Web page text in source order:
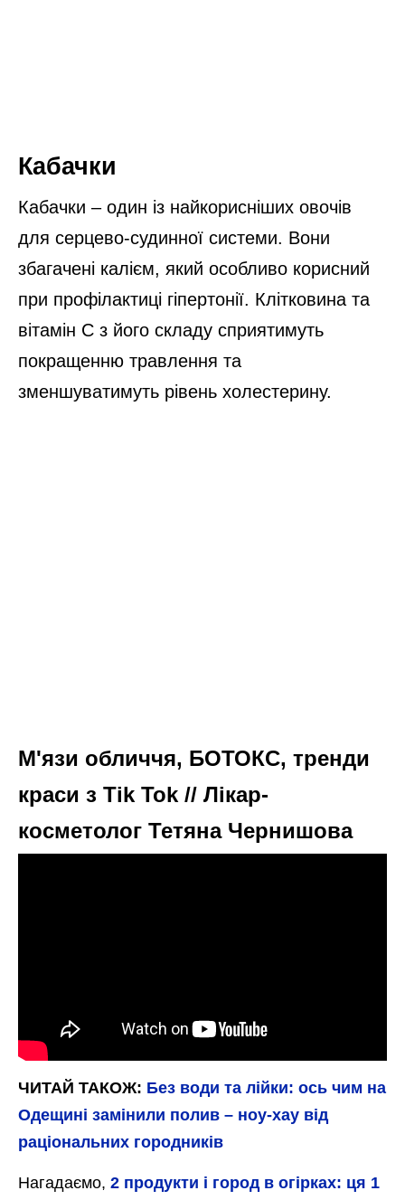
Кабачки
Кабачки – один із найкорисніших овочів
для серцево-судинної системи. Вони
збагачені калієм, який особливо корисний
при профілактиці гіпертонії. Клітковина та
вітамін С з його складу сприятимуть
покращенню травлення та
зменшуватимуть рівень холестерину.
М'язи обличчя, БОТОКС, тренди
краси з Tik Tok // Лікар-
косметолог Тетяна Чернишова
ЧИТАЙ ТАКОЖ: Без води та лійки: ось чим на
Одещині замінили полив – ноу-хау від
раціональних городників
Нагадаємо, 2 продукти і город в огірках: ця 1